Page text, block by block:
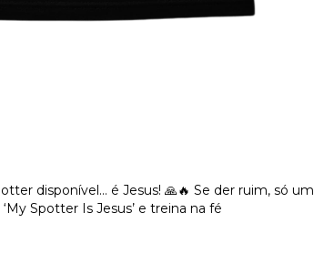
disponível… é Jesus! 🙏🔥 Se der ruim, só um
Spotter Is Jesus’ e treina na fé